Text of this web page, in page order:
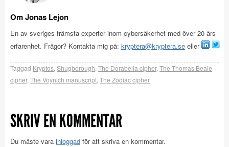
Om Jonas Lejon
En av sveriges främsta experter inom cybersäkerhet med över 20 års
erfarenhet. Frågor? Kontakta mig på: kryptera@kryptera.se eller
Taggad Kryptos,Shugborough,The Dorabella cipher,The Thomas Beale
cipher,The Voynich manuscript,The Zodiac cipher
SKRIV EN KOMMENTAR
Du måste vara inloggad för att skriva en kommentar.